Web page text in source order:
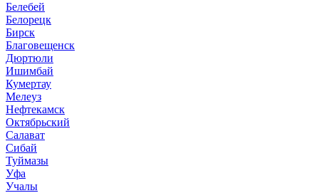
Белебей
Белорецк
Бирск
Благовещенск
Дюртюли
Ишимбай
Кумертау
Мелеуз
Нефтекамск
Октябрьский
Салават
Сибай
Туймазы
Уфа
Учалы